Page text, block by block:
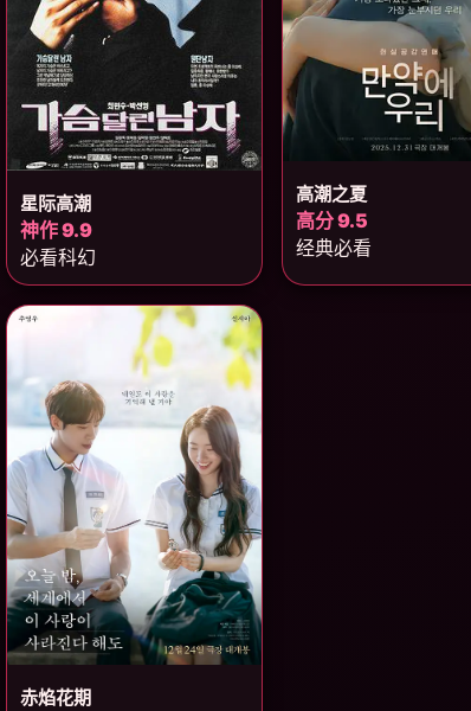
星际高潮
神作 9.9
必看科幻
高潮之夏
高分 9.5
经典必看
赤焰花期